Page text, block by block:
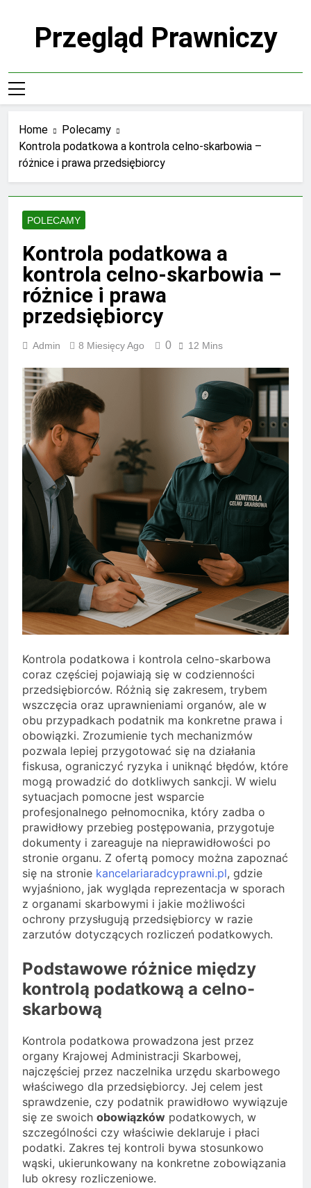
Przegląd Prawniczy
Home
Polecamy
Kontrola podatkowa a kontrola celno-skarbowia –
różnice i prawa przedsiębiorcy
POLECAMY
Kontrola podatkowa a
kontrola celno-skarbowia –
różnice i prawa
przedsiębiorcy
Admin 8 Miesięcy Ago 0 12 Mins
Kontrola podatkowa i kontrola celno-skarbowa
coraz częściej pojawiają się w codzienności
przedsiębiorców. Różnią się zakresem, trybem
wszczęcia oraz uprawnieniami organów, ale w
obu przypadkach podatnik ma konkretne prawa i
obowiązki. Zrozumienie tych mechanizmów
pozwala lepiej przygotować się na działania
fiskusa, ograniczyć ryzyka i uniknąć błędów, które
mogą prowadzić do dotkliwych sankcji. W wielu
sytuacjach pomocne jest wsparcie
profesjonalnego pełnomocnika, który zadba o
prawidłowy przebieg postępowania, przygotuje
dokumenty i zareaguje na nieprawidłowości po
stronie organu. Z ofertą pomocy można zapoznać
się na stronie kancelariaradcyprawni.pl, gdzie
wyjaśniono, jak wygląda reprezentacja w sporach
z organami skarbowymi i jakie możliwości
ochrony przysługują przedsiębiorcy w razie
zarzutów dotyczących rozliczeń podatkowych.
Podstawowe różnice między
kontrolą podatkową a celno-
skarbową
Kontrola podatkowa prowadzona jest przez
organy Krajowej Administracji Skarbowej,
najczęściej przez naczelnika urzędu skarbowego
właściwego dla przedsiębiorcy. Jej celem jest
sprawdzenie, czy podatnik prawidłowo wywiązuje
się ze swoich obowiązków podatkowych, w
szczególności czy właściwie deklaruje i płaci
podatki. Zakres tej kontroli bywa stosunkowo
wąski, ukierunkowany na konkretne zobowiązania
lub okresy rozliczeniowe.